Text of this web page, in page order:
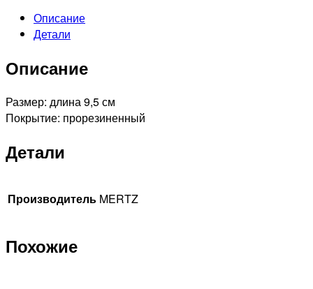
диагональный
ручкой
Описание
Детали
Описание
Размер: длина 9,5 см
Покрытие: прорезиненный
Детали
Производитель MERTZ
Похожие